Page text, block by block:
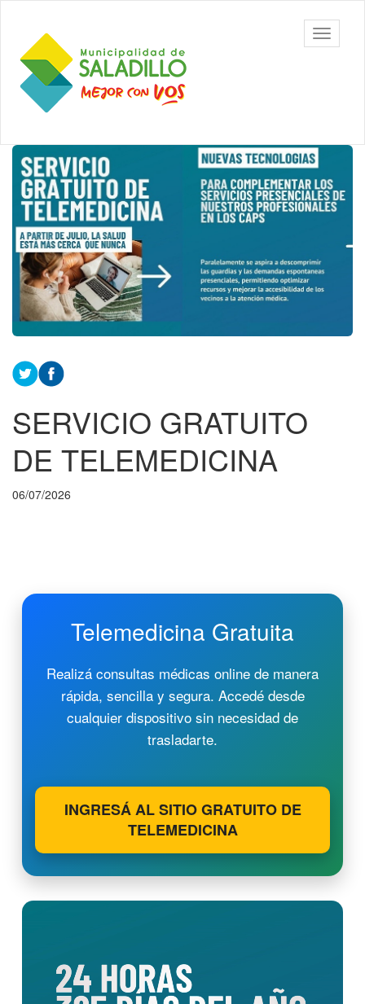
contenido
principal
Municipalidad
de Saladillo
barra
Contenido
principal
SERVICIO GRATUITO
DE TELEMEDICINA
06/07/2026
Telemedicina Gratuita
Realizá consultas médicas online de manera
rápida, sencilla y segura. Accedé desde
cualquier dispositivo sin necesidad de
trasladarte.
INGRESÁ AL SITIO GRATUITO DE
TELEMEDICINA